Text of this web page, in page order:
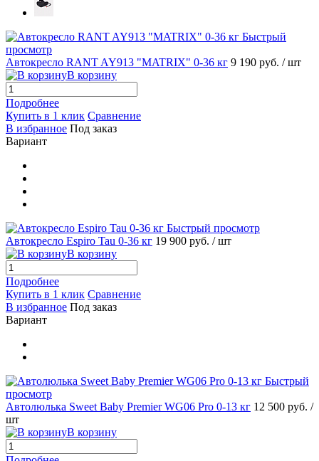
Быстрый
просмотр
Автокресло RANT AY913 "MATRIX" 0-36 кг 9 190 руб. / шт
В корзину
Подробнее
Купить в 1 клик Сравнение
В избранное Под заказ
Вариант
Быстрый просмотр
Автокресло Espiro Tau 0-36 кг 19 900 руб. / шт
В корзину
Подробнее
Купить в 1 клик Сравнение
В избранное Под заказ
Вариант
Быстрый
просмотр
Автолюлька Sweet Baby Premier WG06 Pro 0-13 кг 12 500 руб. /
шт
В корзину